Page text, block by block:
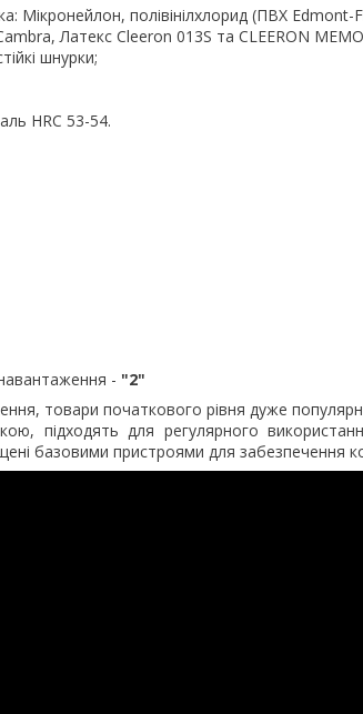
Мікронейлон, полівінілхлорид (ПВХ Edmont-
Латекс Cleeron 013S та CLEERON
шнурки;
HRC 53-54.
- "2"
товари початкового рівня дуже
підходять для регулярного
базовими пристроями для забезпечення